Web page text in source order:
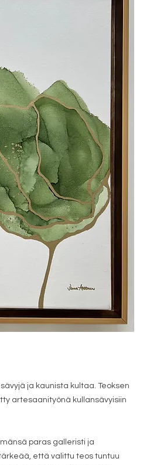
ja kaunista kultaa. Teoksen
artesaanityönä kullansävyisiin
paras galleristi ja
että valittu teos tuntuu